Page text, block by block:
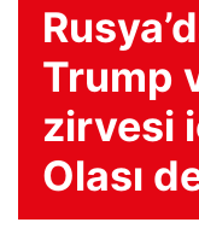
Trump
zirvesi
Olası